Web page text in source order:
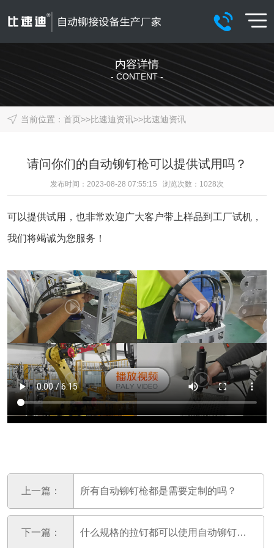
内容详情
- CONTENT -
当前位置： 首页>>比速迪资讯>>比速迪资讯
请问你们的自动铆钉枪可以提供试用吗？
发布时间：2023-08-28 07:55:15 浏览次数： 1028次
可以提供试用，也非常欢迎广大客户带上样品到工厂试机，
我们将竭诚为您服务！
上一篇： 所有自动铆钉枪都是需要定制的吗？
下一篇： 什么规格的拉钉都可以使用自动铆钉枪吗？